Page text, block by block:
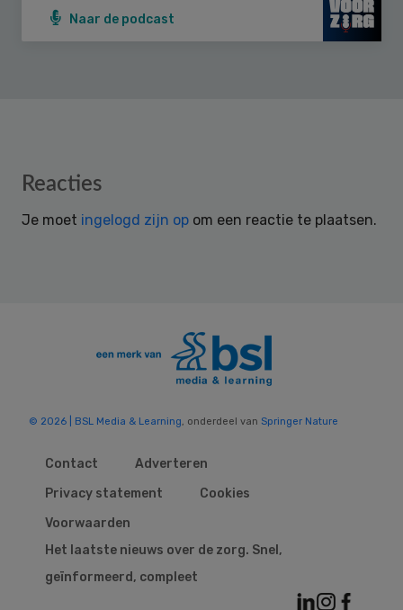
Naar de podcast
Reader
Reacties
Je moet ingelogd zijn op om een reactie te plaatsen.
© 2026 | BSL Media & Learning, onderdeel van Springer Nature
Contact
Adverteren
Privacy statement
Cookies
Voorwaarden
Het laatste nieuws over de zorg. Snel,
geïnformeerd, compleet